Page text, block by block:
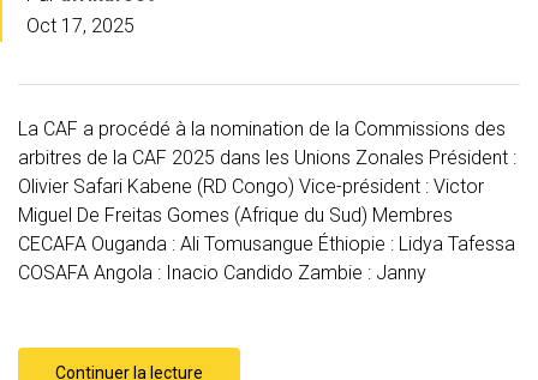
Oct 17, 2025
La CAF a procédé à la nomination de la Commissions des
arbitres de la CAF 2025 dans les Unions Zonales Président :
Olivier Safari Kabene (RD Congo) Vice-président : Victor
Miguel De Freitas Gomes (Afrique du Sud) Membres
CECAFA Ouganda : Ali Tomusangue Éthiopie : Lidya Tafessa
COSAFA Angola : Inacio Candido Zambie : Janny
Continuer la lecture